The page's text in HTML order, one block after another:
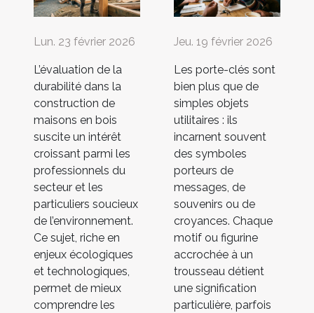
Lun. 23 février 2026
L’évaluation de la
durabilité dans la
construction de
maisons en bois
suscite un intérêt
croissant parmi les
professionnels du
secteur et les
particuliers soucieux
de l’environnement.
Ce sujet, riche en
enjeux écologiques
et technologiques,
permet de mieux
comprendre les
Jeu. 19 février 2026
Les porte-clés sont
bien plus que de
simples objets
utilitaires : ils
incarnent souvent
des symboles
porteurs de
messages, de
souvenirs ou de
croyances. Chaque
motif ou figurine
accrochée à un
trousseau détient
une signification
particulière, parfois